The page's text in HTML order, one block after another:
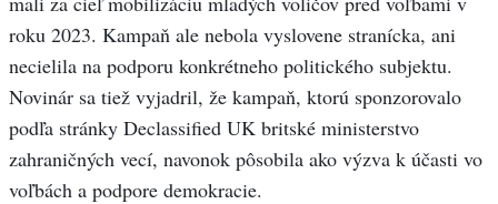
roku 2023. Kampaň ale nebola vyslovene stranícka, ani
necielila na podporu konkrétneho politického subjektu.
Novinár sa tiež vyjadril, že kampaň, ktorú sponzorovalo
podľa stránky Declassified UK britské ministerstvo
zahraničných vecí, navonok pôsobila ako výzva k účasti vo
voľbách a podpore demokracie.